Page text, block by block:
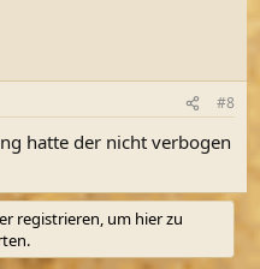
#8
hatte der nicht verbogen
registrieren, um hier zu